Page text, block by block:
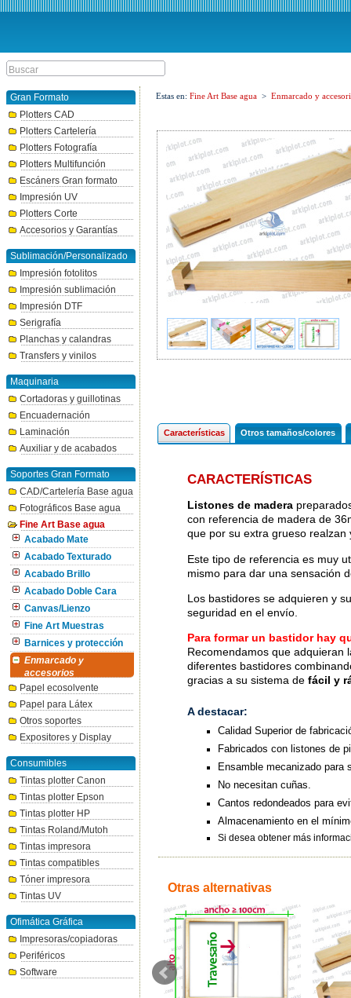
Gran Formato
Plotters CAD
Plotters Cartelería
Plotters Fotografía
Plotters Multifunción
Escáners Gran formato
Impresión UV
Plotters Corte
Accesorios y Garantías
Sublimación/Personalizado
Impresión fotolitos
Impresión sublimación
Impresión DTF
Serigrafía
Planchas y calandras
Transfers y vinilos
Maquinaria
Cortadoras y guillotinas
Encuadernación
Laminación
Auxiliar y de acabados
Soportes Gran Formato
CAD/Cartelería Base agua
Fotográficos Base agua
Fine Art Base agua
Acabado Mate
Acabado Texturado
Acabado Brillo
Acabado Doble Cara
Canvas/Lienzo
Fine Art Muestras
Barnices y protección
Enmarcado y
accesorios
Papel ecosolvente
Papel para Látex
Otros soportes
Expositores y Display
Consumibles
Tintas plotter Canon
Tintas plotter Epson
Tintas plotter HP
Tintas Roland/Mutoh
Tintas impresora
Tintas compatibles
Tóner impresora
Tintas UV
Ofimática Gráfica
Impresoras/copiadoras
Periféricos
Software
Estas en: Fine Art Base agua > Enmarcado y
Características Otros tamaños/colores
CARACTERÍSTICAS
Listones de madera
con referencia de madera de
que por su extra grueso
Este tipo de referencia es muy
mismo para dar una sensación
Los bastidores se adquieren y
seguridad en el envío.
Para formar un bastidor hay
Recomendamos que adquieran
diferentes bastidores
gracias a su sistema de fácil y
A destacar:
Calidad Superior de
Fabricados con listones de
Ensamble mecanizado para
No necesitan cuñas.
Cantos redondeados para
Almacenamiento en el
Si desea obtener más
Otras alternativas